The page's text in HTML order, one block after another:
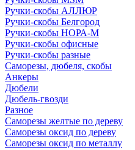
Ручки-скобы АЛЛЮР
Ручки-скобы Белгород
Ручки-скобы НОРА-М
Ручки-скобы офисные
Ручки-скобы разные
Саморезы, дюбеля, скобы
Анкеры
Дюбели
Дюбель-гвозди
Разное
Саморезы желтые по дереву
Саморезы оксид по дереву
Саморезы оксид по металлу